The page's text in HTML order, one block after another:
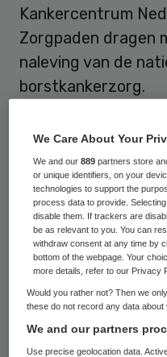
Kankercentrum
Zorgpaden dragen
naleving van de
borstkankerzorg.
voren dat er sinds
multidisciplinaire
beduidend meer
agressiviteit van
hiervan kan de
patiënt besluiten
behandeling,
toeneemt.
We Care About Your
We and our889 partners store
or unique identifiers, on your
technologies to support the
process data to provide.
disable them. If trackers are
be as relevant to you. You can
withdraw consent at any time by
bottom of the webpage. Your
more details, refer to our Privacy
Would you rather not? Then we
these do not record any data
We and our partners
Use precise geolocation data.